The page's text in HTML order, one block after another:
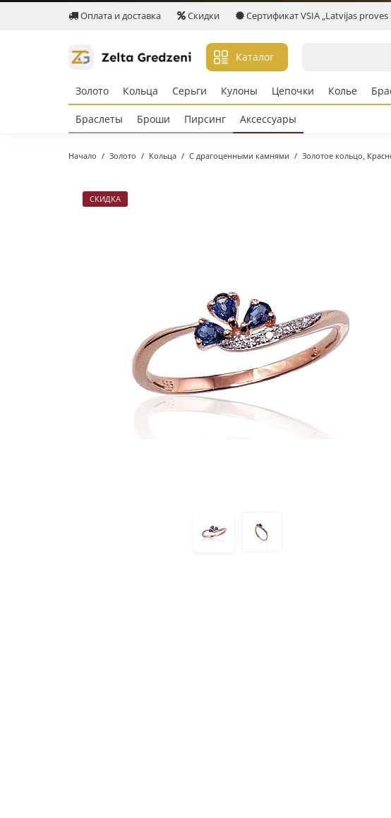
Оплата и доставка Скидки Сертификат VSIA „Latvijas proves
Каталог
Золото Кольцa Серьги Кулоны Цепочки Колье
Браслеты Броши Пирсинг Аксессуары
Начало Золото Кольцa С драгоценными камнями Золотое кольцо,
СКИДКА